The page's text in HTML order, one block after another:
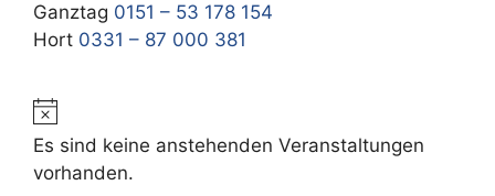
Ganztag 0151 – 53 178 154
Hort 0331 – 87 000 381
n
Es sind keine anstehenden Veranstaltungen
vorhanden.